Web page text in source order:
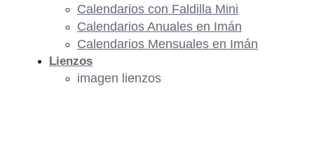
Calendarios con Faldilla Mini
Calendarios Anuales en Imán
Calendarios Mensuales en Imán
Lienzos
imagen lienzos